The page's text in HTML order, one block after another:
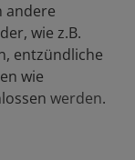
andere
wie z.B.
entzündliche
wie
werden.